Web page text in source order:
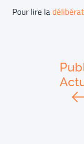
Pour lire la